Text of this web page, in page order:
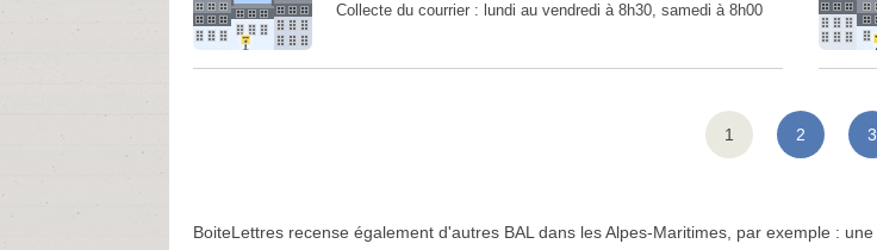
Collecte du courrier : lundi au vendredi à 8h30, samedi à 8h00
1 2 3
BoiteLettres recense également d'autres BAL dans les Alpes-Maritimes, par exemple : une